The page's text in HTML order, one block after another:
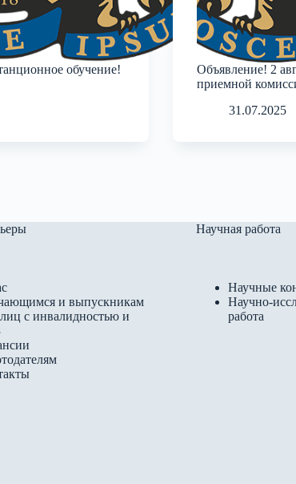
обучение!
Объявление! 2
приемной
31.07.2025
и выпускникам
с инвалидностью и
Научная работа
Научные
Научно-
работа